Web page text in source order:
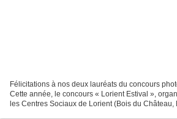
Félicitations à nos deux lauréats du concours
Cette année, le concours « Lorient Estival »,
les Centres Sociaux de Lorient (Bois du